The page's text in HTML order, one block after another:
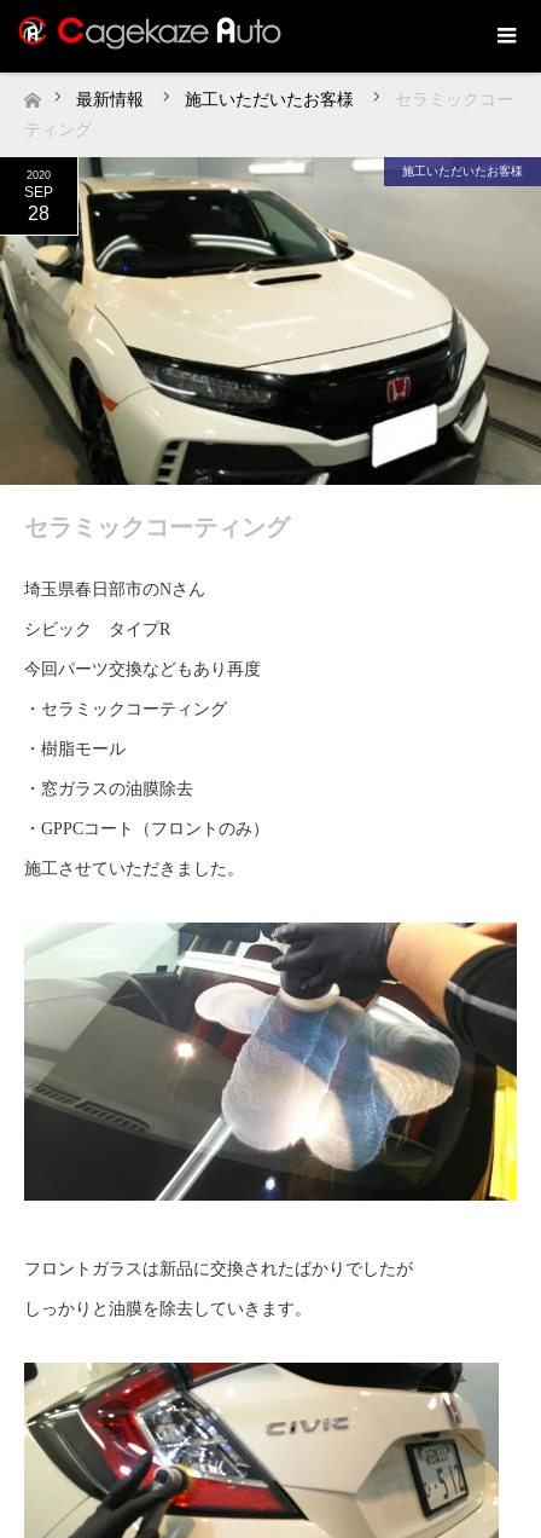
ホーム
最新情報 施工いただいたお客様
セラミックコー
ティング
2020
SEP
28
施工いただいたお客様
セラミックコーティング
埼玉県春日部市のNさん
シビック タイプR
今回パーツ交換などもあり再度
・セラミックコーティング
・樹脂モール
・窓ガラスの油膜除去
・GPPCコート（フロントのみ）
施工させていただきました。
フロントガラスは新品に交換されたばかりでしたが
しっかりと油膜を除去していきます。